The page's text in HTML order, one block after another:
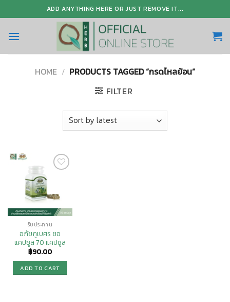
to
content
ADD ANYTHING HERE OR JUST REMOVE IT...
HOME / PRODUCTS TAGGED “กรดไหลย้อน”
FILTER
Wishlist
รับประทาน
อภัยภูเบศร ยอ
แคปซูล 70 แคปซูล
฿90.00
ADD TO CART